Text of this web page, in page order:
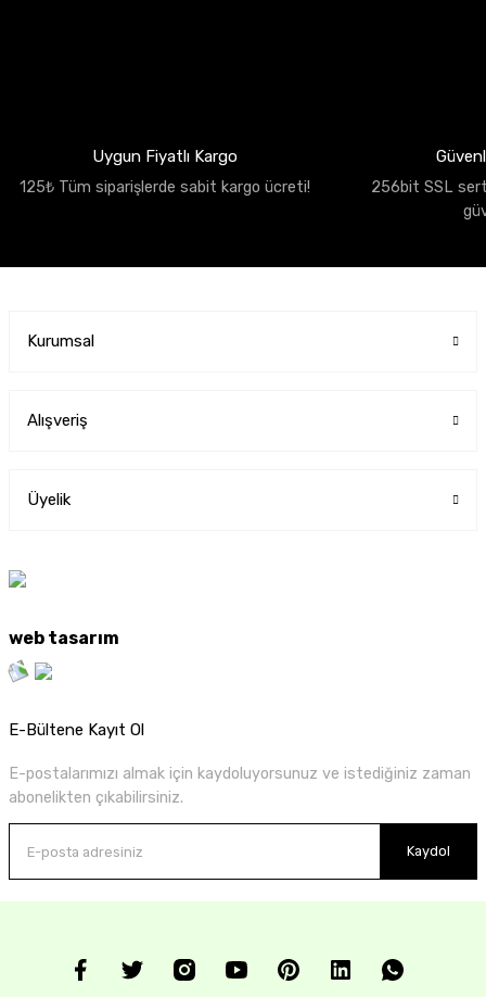
Uygun Fiyatlı Kargo
125₺ Tüm siparişlerde sabit kargo ücreti!
256bit SSL
Kurumsal
Alışveriş
Üyelik
web tasarım
E-Bültene Kayıt Ol
E-postalarımızı almak için kaydoluyorsunuz ve istediğiniz zaman
abonelikten çıkabilirsiniz.
Kaydol